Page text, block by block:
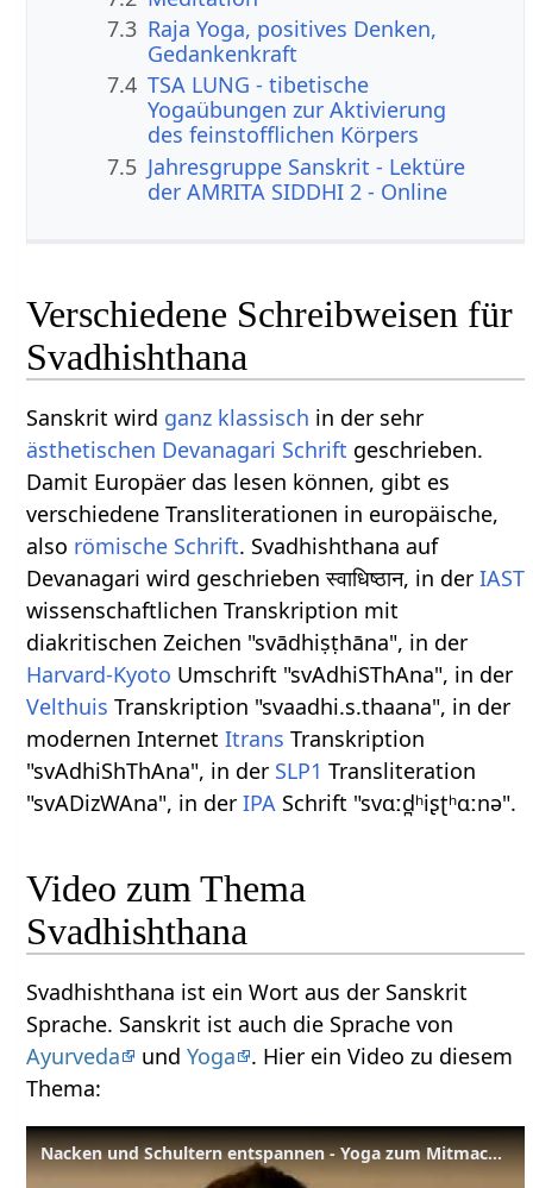
7.3 Raja Yoga, positives Denken,
Gedankenkraft
7.4 TSA LUNG - tibetische
Yogaübungen zur Aktivierung
des feinstofflichen Körpers
7.5 Jahresgruppe Sanskrit - Lektüre
der AMRITA SIDDHI 2 - Online
Verschiedene Schreibweisen für
Svadhishthana
Sanskrit wird ganz klassisch in der sehr
ästhetischen Devanagari Schrift geschrieben.
Damit Europäer das lesen können, gibt es
verschiedene Transliterationen in europäische,
also römische Schrift. Svadhishthana auf
Devanagari wird geschrieben स्वाधिष्ठान, in derIAST
wissenschaftlichen Transkription mit
diakritischen Zeichen "svādhiṣṭhāna", in der
Harvard-Kyoto Umschrift "svAdhiSThAna", in der
Velthuis Transkription "svaadhi.s.thaana", in der
modernen InternetItrans Transkription
"svAdhiShThAna", in der SLP1 Transliteration
"svADizWAna", in derIPA Schrift "svɑːd̪ʰiʂʈʰɑːnə".
Video zum Thema
Svadhishthana
Svadhishthana ist ein Wort aus der Sanskrit
Sprache. Sanskrit ist auch die Sprache von
Ayurveda
undYoga
. Hier ein Video zu diesem
Thema:
Nacken und Schultern entspannen - Yoga zum Mitmachen